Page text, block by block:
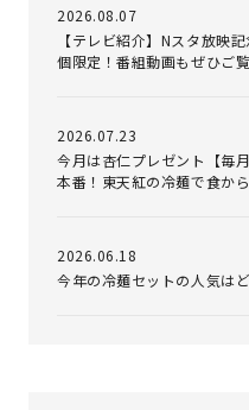
2026.08.07
【テレビ紹介】Nスタ放映
個限定！番組動画もぜひご
2026.07.23
今月は杏仁プレゼント【毎
本番！東天紅の冷麺で食か
2026.06.18
今年の冷麺セットの人気は